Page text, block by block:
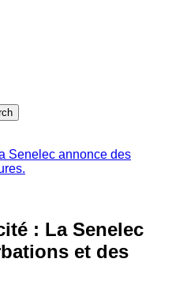
Senelec annonce des
: La Senelec
et des